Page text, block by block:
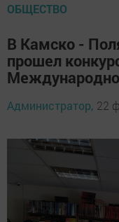
ОБЩЕСТВО
В Камско -
прошел
Администратор, 22